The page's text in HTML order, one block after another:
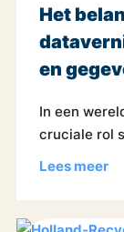
Het
en
In een
cruciale rol
Lees meer